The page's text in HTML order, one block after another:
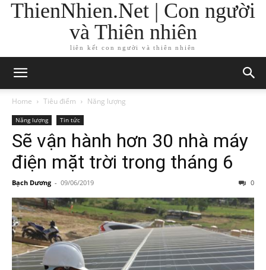
ThienNhien.Net | Con người
và Thiên nhiên
liên kết con người và thiên nhiên
Home Tiêu điểm Năng lượng
Năng lượng Tin tức
Sẽ vận hành hơn 30 nhà máy
điện mặt trời trong tháng 6
Bạch Dương - 09/06/2019 0